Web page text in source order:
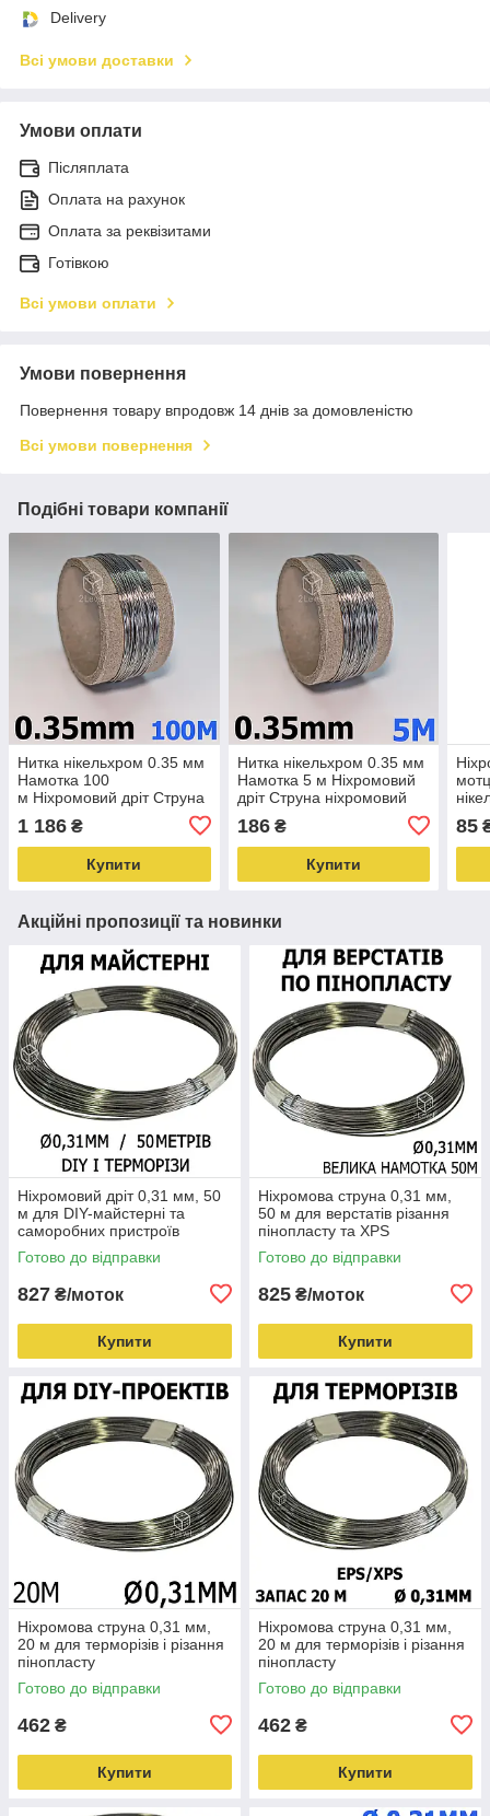
Delivery
Всі умови доставки
Умови оплати
Післяплата
Оплата на рахунок
Оплата за реквізитами
Готівкою
Всі умови оплати
Умови повернення
Повернення товару впродовж 14 днів за домовленістю
Всі умови повернення
Подібні товари компанії
Нитка нікельхром 0.35 мм
Намотка 100
м Ніхромовий дріт Струна
ніхромовий для запаяних
верстатів Х20Н80
1 186 ₴
Купити
Нитка нікельхром 0.35 мм
Намотка 5 м Ніхромовий
дріт Струна ніхромовий
верстатів Х20Н80
186₴
Купити
85
Акційні пропозиції та новинки
Ніхромовий дріт 0,31 мм, 50
м для DIY-майстерні та
саморобних пристроїв
Готово до відправки
827 ₴/моток
Купити
Ніхромова струна 0,31 мм,
50 м для верстатів різання
пінопласту та XPS
Готово до відправки
825 ₴/моток
Купити
Ніхромова струна 0,31 мм,
20 м для терморізів і різання
пінопласту
Готово до відправки
462 ₴
Купити
Ніхромова струна 0,31 мм,
20 м для терморізів і різання
пінопласту
Готово до відправки
462 ₴
Купити